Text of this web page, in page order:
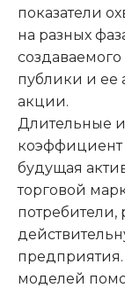
показатели
на разных
публики и ее
акции.
Длительные
коэффициент
будущая
торговой
потребители,
моделей